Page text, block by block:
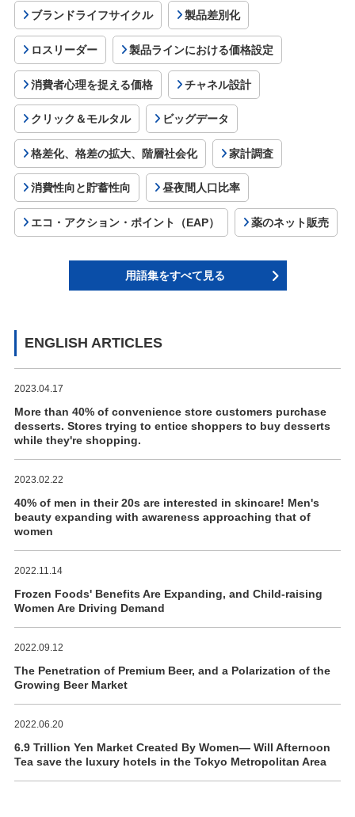
ブランドライフサイクル 製品差別化
ロスリーダー 製品ラインにおける価格設定
消費者心理を捉える価格 チャネル設計
クリック＆モルタル ビッグデータ
格差化、格差の拡大、階層社会化 家計調査
消費性向と貯蓄性向 昼夜間人口比率
エコ・アクション・ポイント（EAP） 薬のネット販売
用語集をすべて見る
ENGLISH ARTICLES
2023.04.17
More than 40% of convenience store customers purchase
desserts. Stores trying to entice shoppers to buy desserts
while they're shopping.
2023.02.22
40% of men in their 20s are interested in skincare! Men's
beauty expanding with awareness approaching that of
women
2022.11.14
Frozen Foods' Benefits Are Expanding, and Child-raising
Women Are Driving Demand
2022.09.12
The Penetration of Premium Beer, and a Polarization of the
Growing Beer Market
2022.06.20
6.9 Trillion Yen Market Created By Women― Will Afternoon
Tea save the luxury hotels in the Tokyo Metropolitan Area